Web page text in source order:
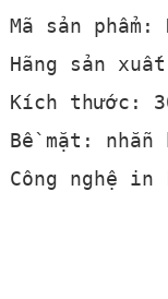
Mã sản phẩm:
Hãng sản
Kích thước:
Bề mặt: nhẵn
Công nghệ